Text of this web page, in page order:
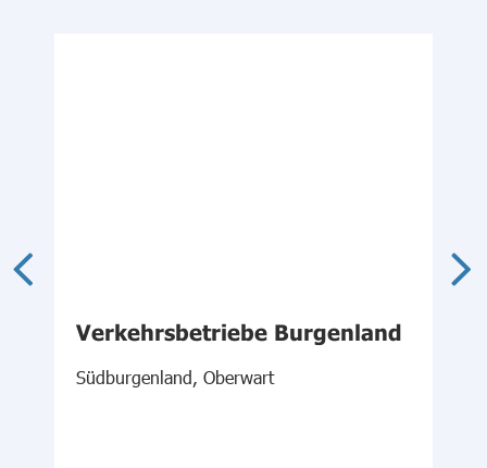
Verkehrsbetriebe Burgenland
Südburgenland, Oberwart